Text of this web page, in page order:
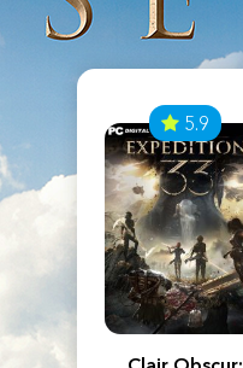
5.9